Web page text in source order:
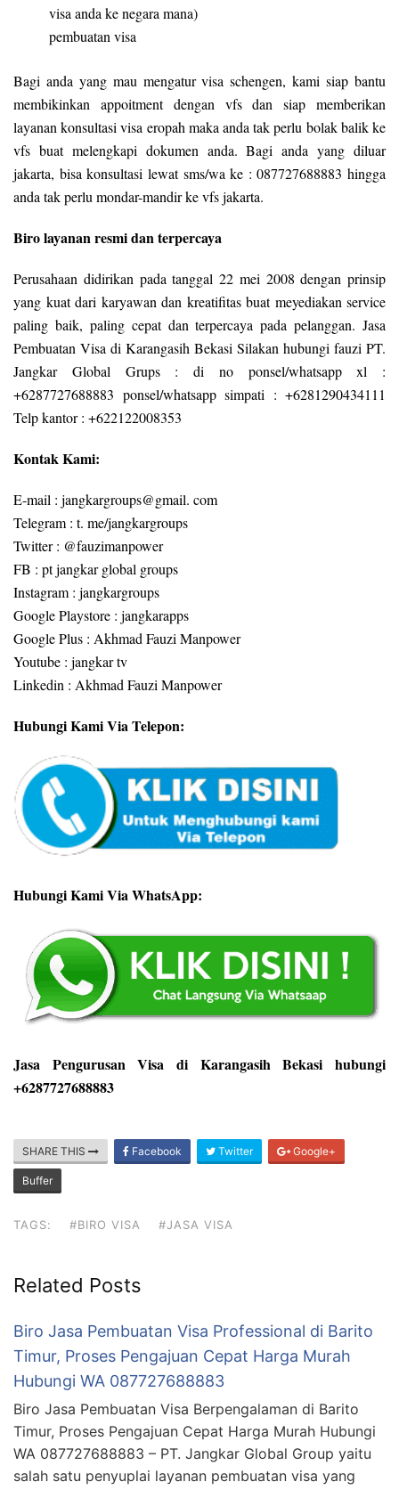
visa anda ke negara mana)
pembuatan visa
Bagi anda yang mau mengatur visa schengen, kami siap bantu
membikinkan appoitment dengan vfs dan siap memberikan
layanan konsultasi visa eropah maka anda tak perlu bolak balik ke
vfs buat melengkapi dokumen anda. Bagi anda yang diluar
jakarta, bisa konsultasi lewat sms/wa ke : 087727688883 hingga
anda tak perlu mondar-mandir ke vfs jakarta.
Biro layanan resmi dan terpercaya
Perusahaan didirikan pada tanggal 22 mei 2008 dengan prinsip
yang kuat dari karyawan dan kreatifitas buat meyediakan service
paling baik, paling cepat dan terpercaya pada pelanggan. Jasa
Pembuatan Visa di Karangasih Bekasi Silakan hubungi fauzi PT.
Jangkar Global Grups : di no ponsel/whatsapp xl :
+6287727688883 ponsel/whatsapp simpati : +6281290434111
Telp kantor : +622122008353
Kontak Kami:
E-mail : jangkargroups@gmail. com
Telegram : t. me/jangkargroups
Twitter : @fauzimanpower
FB : pt jangkar global groups
Instagram : jangkargroups
Google Playstore : jangkarapps
Google Plus : Akhmad Fauzi Manpower
Youtube : jangkar tv
Linkedin : Akhmad Fauzi Manpower
Hubungi Kami Via Telepon:
Hubungi Kami Via WhatsApp:
Jasa Pengurusan Visa di Karangasih Bekasi hubungi
+6287727688883
SHARE THIS Facebook Twitter Google+
Buffer
TAGS: #BIRO VISA #JASA VISA
Related Posts
Biro Jasa Pembuatan Visa Professional di Barito
Timur, Proses Pengajuan Cepat Harga Murah
Hubungi WA 087727688883
Biro Jasa Pembuatan Visa Berpengalaman di Barito
Timur, Proses Pengajuan Cepat Harga Murah Hubungi
WA 087727688883 – PT. Jangkar Global Group yaitu
salah satu penyuplai layanan pembuatan visa yang